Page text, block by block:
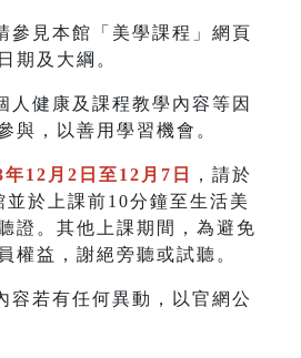
參見本館「美學課程」網頁
期及大綱。
人健康及課程教學內容等因
與，以善用學習機會。
12月2日至12月7日
，請於
於上課前10分鐘至生活美
證。其他上課期間，為避免
權益，謝絕旁聽或試聽。
容若有任何異動，以官網公